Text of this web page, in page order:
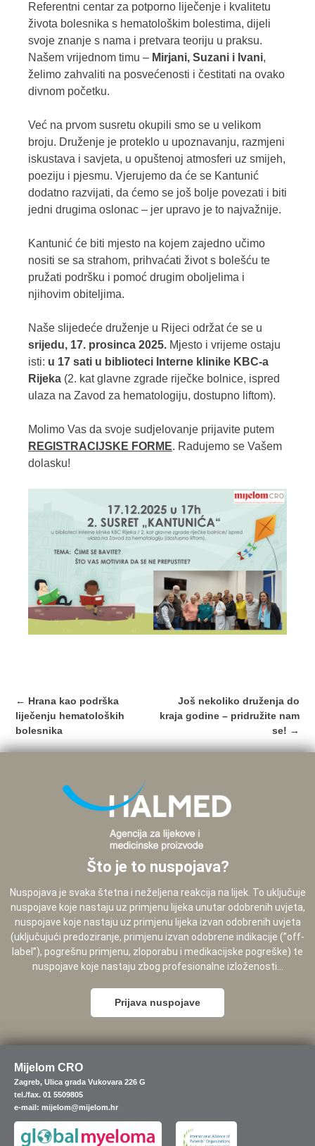
Referentni centar za potporno liječenje i kvalitetu
života bolesnika s hematološkim bolestima, dijeli
svoje znanje s nama i pretvara teoriju u praksu.
Našem vrijednom timu – Mirjani, Suzani i Ivani,
želimo zahvaliti na posvećenosti i čestitati na ovako
divnom početku.
Već na prvom susretu okupili smo se u velikom
broju. Druženje je proteklo u upoznavanju, razmjeni
iskustava i savjeta, u opuštenoj atmosferi uz smijeh,
poeziju i pjesmu. Vjerujemo da će se Kantunić
dodatno razvijati, da ćemo se još bolje povezati i biti
jedni drugima oslonac – jer upravo je to najvažnije.
Kantunić će biti mjesto na kojem zajedno učimo
nositi se sa strahom, prihvaćati život s bolešću te
pružati podršku i pomoć drugim oboljelima i
njihovim obiteljima.
Naše slijedeće druženje u Rijeci održat će se u
srijedu, 17. prosinca 2025. Mjesto i vrijeme ostaju
isti: u 17 sati u biblioteci Interne klinike KBC-a
Rijeka (2. kat glavne zgrade riječke bolnice, ispred
ulaza na Zavod za hematologiju, dostupno liftom).
Molimo Vas da svoje sudjelovanje prijavite putem
REGISTRACIJSKE FORME. Radujemo se Vašem
dolasku!
Post
navigation
← Hrana kao podrška
liječenju hematoloških
bolesnika
Još nekoliko druženja do
kraja godine – pridružite nam
se! →
Što je to nuspojava?
Nuspojava je svaka štetna i neželjena reakcija na lijek. To uključuje
nuspojave koje nastaju uz primjenu lijeka unutar odobrenih uvjeta,
nuspojave koje nastaju uz primjenu lijeka izvan odobrenih uvjeta
(uključujući predoziranje, primjenu izvan odobrene indikacije (”off-
label”), pogrešnu primjenu, zloporabu i medikacijske pogreške) te
nuspojave koje nastaju zbog profesionalne izloženosti...
Prijava nuspojave
Mijelom CRO
Zagreb, Ulica grada Vukovara 226 G
tel./fax. 01 5509805
e-mail: mijelom@mijelom.hr